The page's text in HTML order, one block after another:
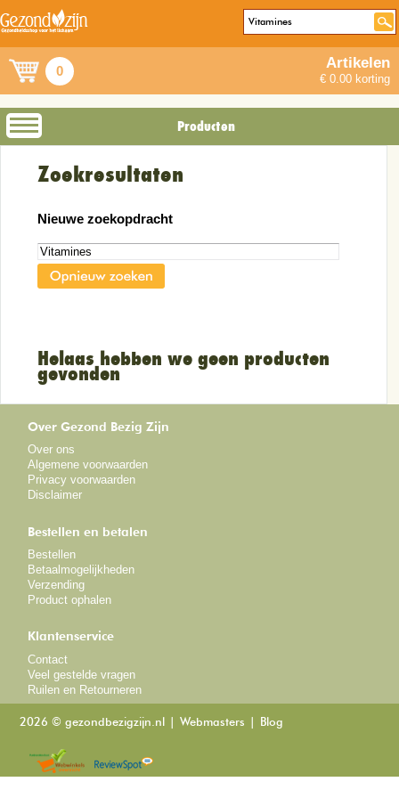
0 Artikelen
€ 0.00 korting
Producten
Zoekresultaten
Nieuwe zoekopdracht
Helaas hebben we geen producten
gevonden
Over Gezond Bezig Zijn
Over ons
Algemene voorwaarden
Privacy voorwaarden
Disclaimer
Bestellen en betalen
Bestellen
Betaalmogelijkheden
Verzending
Product ophalen
Klantenservice
Contact
Veel gestelde vragen
Ruilen en Retourneren
2026 © gezondbezigzijn.nl Webmasters Blog